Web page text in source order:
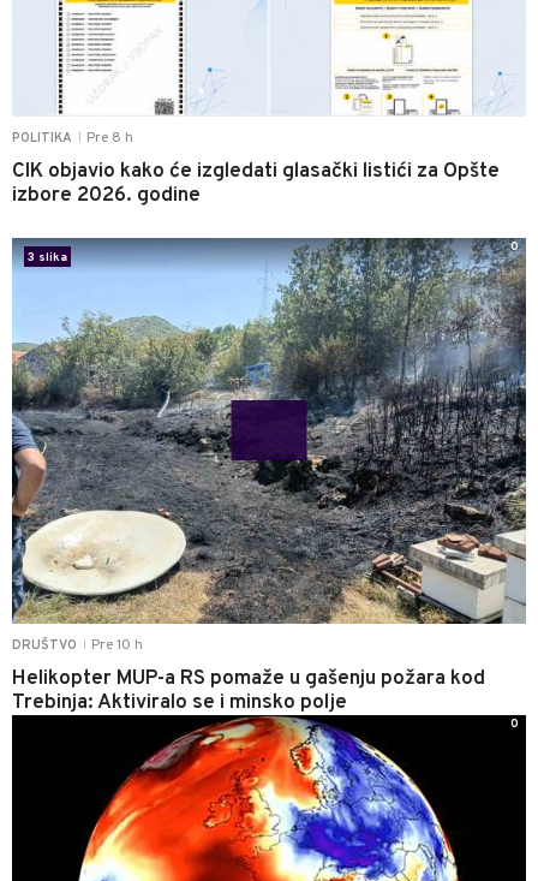
POLITIKA Pre 8 h
CIK objavio kako će izgledati glasački listići za Opšte
izbore 2026. godine
DRUŠTVO Pre 10 h
Helikopter MUP-a RS pomaže u gašenju požara kod
Trebinja: Aktiviralo se i minsko polje
3 slika
0
0